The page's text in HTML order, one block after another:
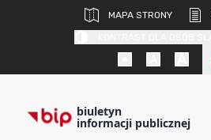
MAPA STRONY
biuletyn
informacji publicznej